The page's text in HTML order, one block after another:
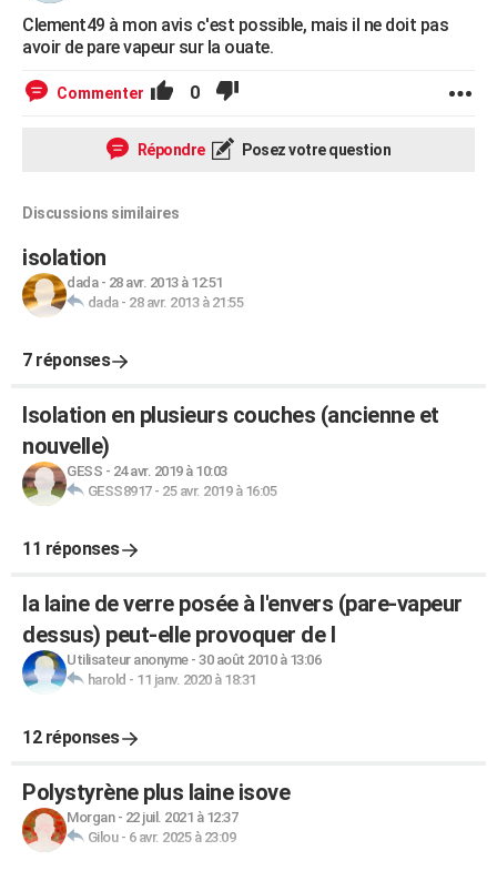
S'inscrire
Se connecter
Lycées
Collèges
Primaires
Universités
Entreprises
Service militaire
Avis de recherche
AVIS DE DÉCÈS
FORUM
Clement49 à mon avis c'est possible, mais il ne doit pas
avoir de pare vapeur sur la ouate.
Commenter 0
Répondre Posez votre question
Discussions similaires
isolation
dada- 28 avr. 2013 à 12:51
dada- 28 avr. 2013 à 21:55
7 réponses
Isolation en plusieurs couches (ancienne et
nouvelle)
GESS - 24 avr. 2019 à 10:03
GESS8917- 25 avr. 2019 à 16:05
11 réponses
la laine de verre posée à l'envers (pare-vapeur
dessus) peut-elle provoquer de l
Utilisateur anonyme- 30 août 2010 à 13:06
harold - 11 janv. 2020 à 18:31
12 réponses
Polystyrène plus laine isove
Morgan- 22 juil. 2021 à 12:37
Gilou- 6 avr. 2025 à 23:09